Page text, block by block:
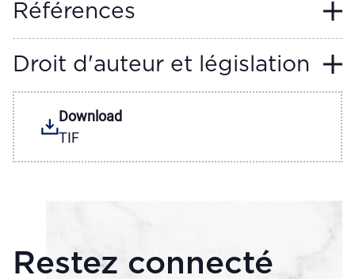
Références
Droit d'auteur et législation
Download
TIF
Restez connecté